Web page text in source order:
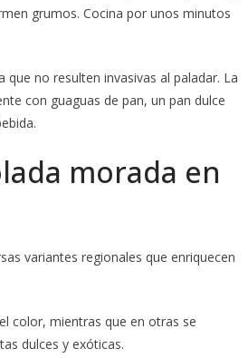
grumos. Cocina por unos minutos
no resulten invasivas al paladar. La
con guaguas de pan, un pan dulce
morada en
variantes regionales que enriquecen
color, mientras que en otras se
dulces y exóticas.